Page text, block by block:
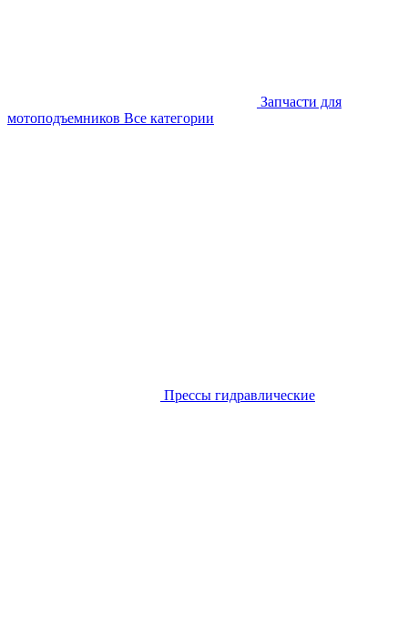
Запчасти для
мотоподъемников Все категории
Прессы гидравлические